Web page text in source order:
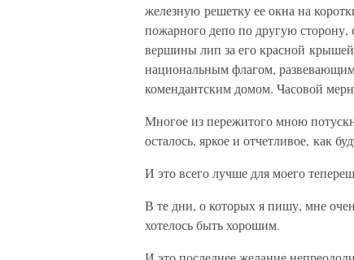
железную решетку ее окна на
пожарного депо по другую сторону,
вершины лип за его красной
национальным флагом,
комендантским домом. Часовой
Многое из пережитого мною
осталось, яркое и отчетливое, как
И это всего лучше для моего
В те дни, о которых я пишу, мне
хотелось быть хорошим.